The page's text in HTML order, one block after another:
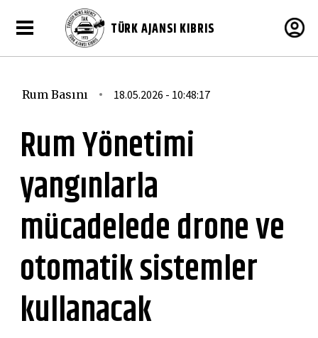
TÜRK AJANSI KIBRIS
Rum Basını 18.05.2026 - 10:48:17
Rum Yönetimi
yangınlarla
mücadelede drone ve
otomatik sistemler
kullanacak